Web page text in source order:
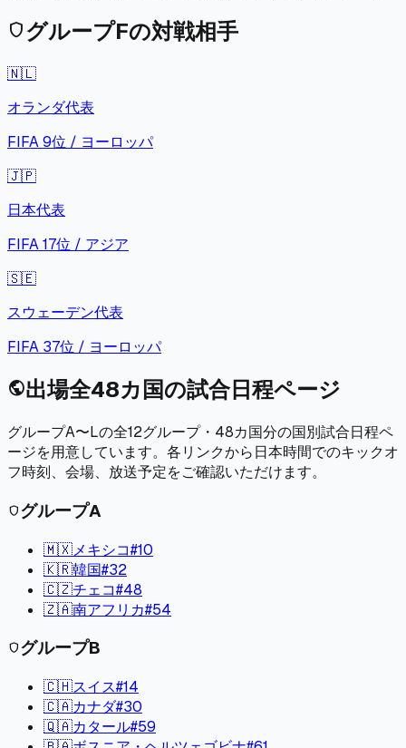
shield グループFの対戦相手
🇳🇱
オランダ代表
FIFA9位 / ヨーロッパ
🇯🇵
日本代表
FIFA17位 / アジア
🇸🇪
スウェーデン代表
FIFA 37位 / ヨーロッパ
public出場全48カ国の試合日程ページ
グループA〜Lの全12グループ・48カ国分の国別試合日程ペ
ージを用意しています。各リンクから日本時間でのキックオ
フ時刻、会場、放送予定をご確認いただけます。
shieldグループA
🇲🇽メキシコ#10
🇰🇷韓国#32
🇨🇿チェコ#48
🇿🇦南アフリカ#54
shieldグループB
🇨🇭スイス#14
🇨🇦カナダ#30
🇶🇦カタール#59